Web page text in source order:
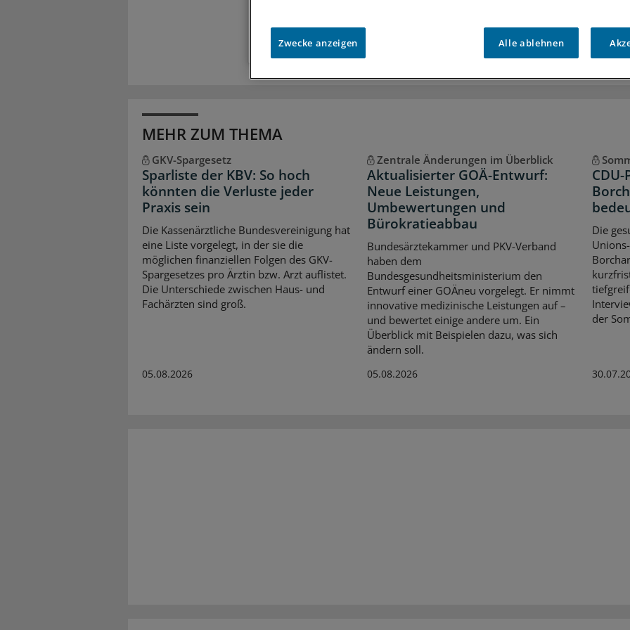
Voraussetzungen für den Zugang
MEHR ZUM THEMA
GKV-Spargesetz
Sparliste der KBV: So hoch
könnten die Verluste jeder
Praxis sein
Die Kassenärztliche Bundesvereinigung hat
eine Liste vorgelegt, in der sie die
möglichen finanziellen Folgen des GKV-
Spargesetzes pro Ärztin bzw. Arzt auflistet.
Die Unterschiede zwischen Haus- und
Fachärzten sind groß.
05.08.2026
Zentrale Änderungen im Überblick
Aktualisierter GOÄ-Entwurf:
Neue Leistungen,
Umbewertungen und
Bürokratieabbau
Bundesärztekammer und PKV-Verband
haben dem
Bundesgesundheitsministerium den
Entwurf einer GOÄneu vorgelegt. Er nimmt
innovative medizinische Leistungen auf –
und bewertet einige andere um. Ein
Überblick mit Beispielen dazu, was sich
ändern soll.
05.08.2026
Die
der
Zwecke anzeigen Alle ablehnen